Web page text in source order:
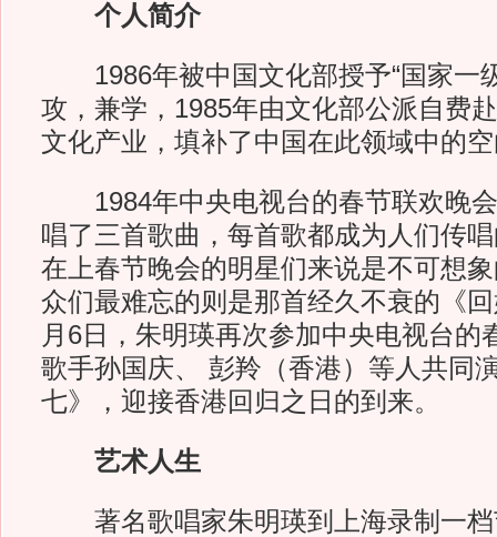
个人简介
1986年被中国文化部授予“国家一
攻，兼学，1985年由文化部公派自费
文化产业，填补了中国在此领域中的
1984年中央电视台的春节联欢晚会
唱了三首歌曲，每首歌都成为人们传
在上春节晚会的明星们来说是不可想
众们最难忘的则是那首经久不衰的《
月6日，朱明瑛再次参加中央电视台的
歌手孙国庆、 彭羚（香港）等人共同
七》，迎接香港回归之日的到来。
艺术人生
著名歌唱家朱明瑛到上海录制一档